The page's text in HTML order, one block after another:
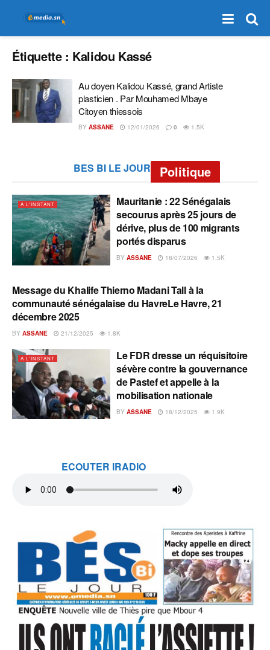
Étiquette : Kalidou Kassé
Au doyen Kalidou Kassé, grand Artiste
plasticien . Par Mouhamed Mbaye
Citoyen thiessois
BY ASSANE 12/01/2026 0 1.5K
BES BI LE JOUR Politique
A L'INSTANT
Mauritanie : 22 Sénégalais
secourus après 25 jours de
dérive, plus de 100 migrants
portés disparus
BY ASSANE 18/07/2026 1.5K
A L'INSTANT
Message du Khalife Thierno Madani Tall à la
communauté sénégalaise du HavreLe Havre, 21
décembre 2025
BY ASSANE 21/12/2025 1.8K
A L'INSTANT
Le FDR dresse un réquisitoire
sévère contre la gouvernance
de Pastef et appelle à la
mobilisation nationale
BY ASSANE 18/12/2025 1.9K
ECOUTER IRADIO